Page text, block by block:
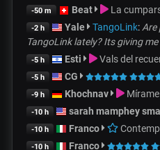
-50 m Beat La
-2 h Yale TangoLink: Are
TangoLink lately? Its giving
-5 h Esti Vals del
-5 h CG
-9 h Khochnav
-10 h sarah mamphey
-10 h Franco
-10 h Franco